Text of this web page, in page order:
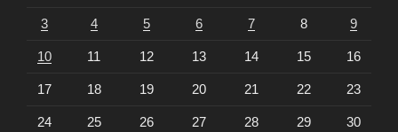
3 4 5 6 7 8 9
10 11 12 13 14 15 16
17 18 19 20 21 22 23
24 25 26 27 28 29 30